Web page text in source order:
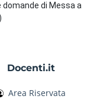
domande di Messa a
Docenti.it
Area Riservata